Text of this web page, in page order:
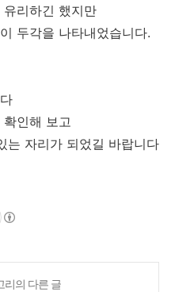
리하긴 했지만
두각을 나타내었습니다.
인해 보고
는 자리가 되었길 바랍니다
리의 다른 글